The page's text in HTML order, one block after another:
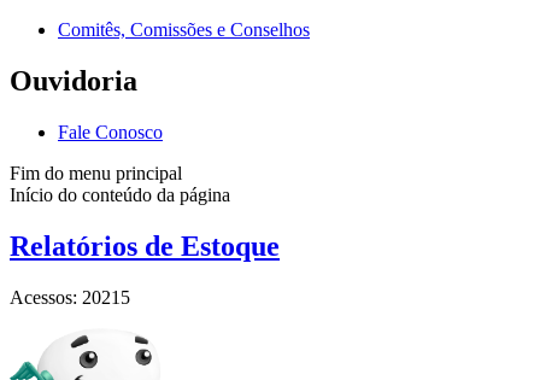
Comitês, Comissões e Conselhos
Ouvidoria
Fale Conosco
Fim do menu principal
Início do conteúdo da página
Relatórios de Estoque
Acessos: 20215